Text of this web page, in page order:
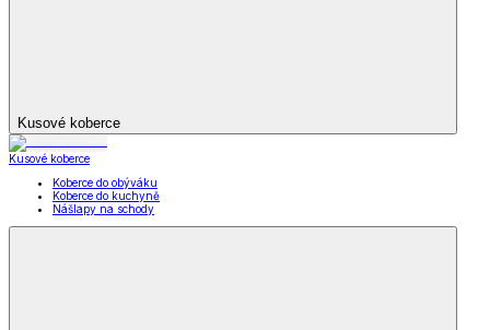
Kusové koberce
Kusové koberce
Koberce do obýváku
Koberce do kuchyně
Nášlapy na schody